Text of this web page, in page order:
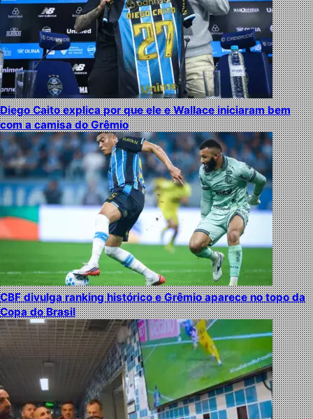
Diego Caito explica por que ele e Wallace iniciaram bem
com a camisa do Grêmio
CBF divulga ranking histórico e Grêmio aparece no topo da
Copa do Brasil